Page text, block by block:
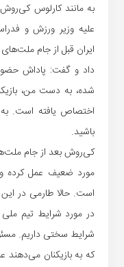
به مانند کارلوس
علیه وزیر ورزش و
ایران قبل از جام
داد و گفت: پاداش
اختصاص یافته است. به
باشید.
کی‌روش بعد از جام
مورد ضعیف عمل کرده
است. حالا طارمی در
در مورد شرایط تیم
شرایط سختی داریم.
که به بازیکنان